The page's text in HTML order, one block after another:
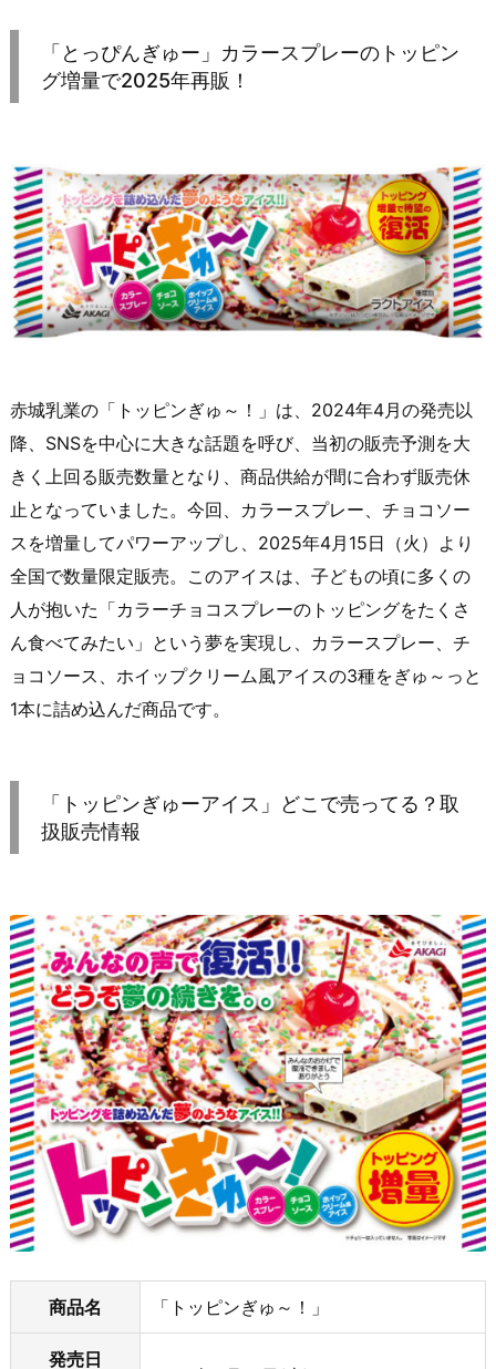
「とっぴんぎゅー」カラースプレーのトッピン
グ増量で2025年再販！
赤城乳業の「トッピンぎゅ～！」は、2024年4月の発売以
降、SNSを中心に大きな話題を呼び、当初の販売予測を大
きく上回る販売数量となり、商品供給が間に合わず販売休
止となっていました。​今回、カラースプレー、チョコソー
スを増量してパワーアップし、2025年4月15日（火）より
全国で数量限定販売。​このアイスは、子どもの頃に多くの
人が抱いた「カラーチョコスプレーのトッピングをたくさ
ん食べてみたい」という夢を実現し、カラースプレー、チ
ョコソース、ホイップクリーム風アイスの3種をぎゅ～っと
1本に詰め込んだ商品です。​
「トッピンぎゅーアイス」どこで売ってる？取
扱販売情報
商品名 「トッピンぎゅ～！」
発売日